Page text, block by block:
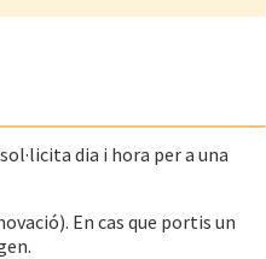
dia i hora per a una
En cas que portis un